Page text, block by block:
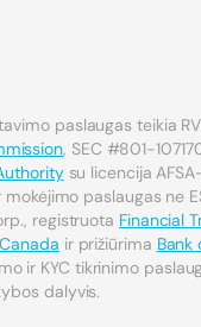
paslaugas teikia
, SEC #801-
su licencija
paslaugas ne
registruota Financial
ir prižiūrima Bank
ir KYC tikrinimo
dalyvis.